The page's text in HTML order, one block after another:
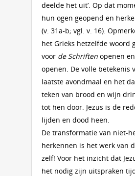
deelde het uit’. Op dat
hun ogen geopend en
(v. 31a-b; vgl. v. 16).
het Grieks hetzelfde woord
voor de Schriften openen en
openen. De volle betekenis
laatste avondmaal en het
teken van brood en wijn
tot hen door. Jezus is de
lijden en dood heen.
De transformatie van niet-
herkennen is het werk van
zelf! Voor het inzicht dat
het nodig zijn uitspraken